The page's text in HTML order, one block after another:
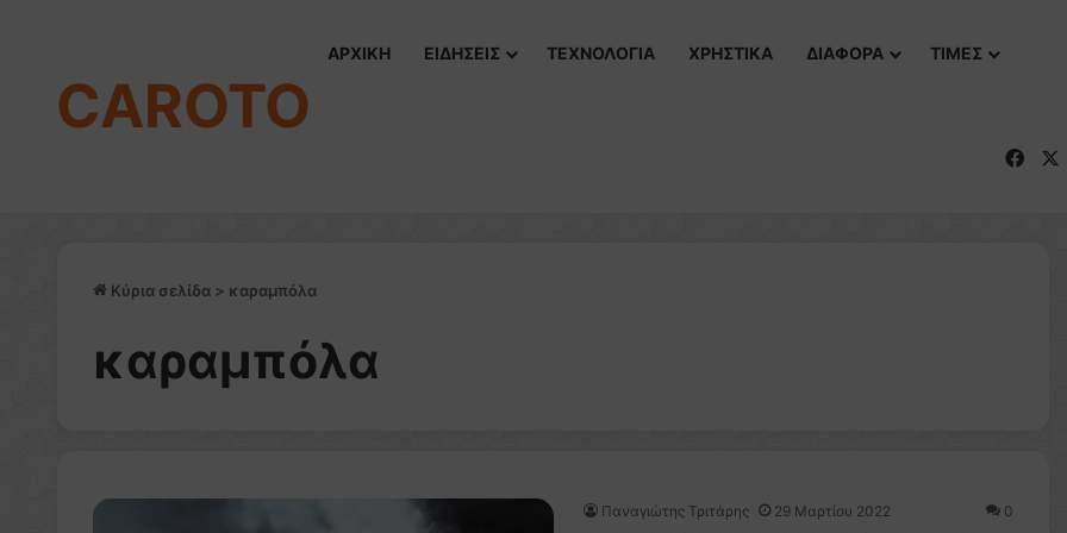
CAROTO
ΑΡΧΙΚΗ ΕΙΔΗΣΕΙΣ ΤΕΧΝΟΛΟΓΙΑ ΧΡΗΣΤΙΚΑ ΔΙΑΦΟΡΑ ΤΙΜΕΣ
Κύρια σελίδα > καραμπόλα
καραμπόλα
Παναγιώτης Τριτάρης 29 Μαρτίου 2022 0